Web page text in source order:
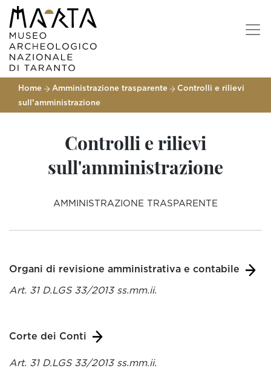
Home Amministrazione trasparente
Controlli e rilievi
sull’amministrazione
Controlli e rilievi
sull'amministrazione
AMMINISTRAZIONE TRASPARENTE
Organi di revisione amministrativa e contabile
Art. 31 D.LGS 33/2013 ss.mm.ii.
Corte dei Conti
Art. 31 D.LGS 33/2013 ss.mm.ii.